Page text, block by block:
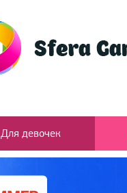
Для девочек